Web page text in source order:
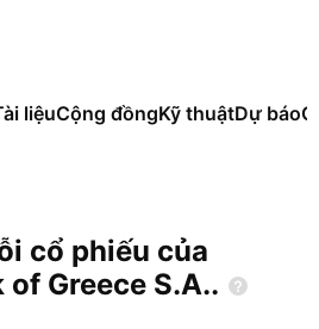
liệuCộng đồngKỹ thuậtDự báo
cổ phiếu của
of Greece S.A..